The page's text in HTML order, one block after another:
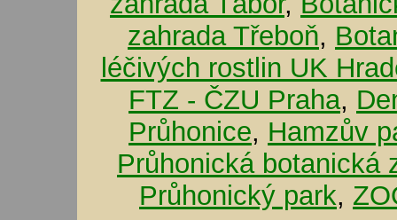
zahrada Třeboň,
léčivých rostlin UK
FTZ - ČZU Praha,
Průhonice, Hamzův
Průhonická botanická
Průhonický park,